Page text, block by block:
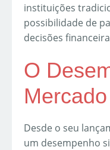
instituições
possibilidade de
decisões
O
Mercado
Desde o seu
um desempenho